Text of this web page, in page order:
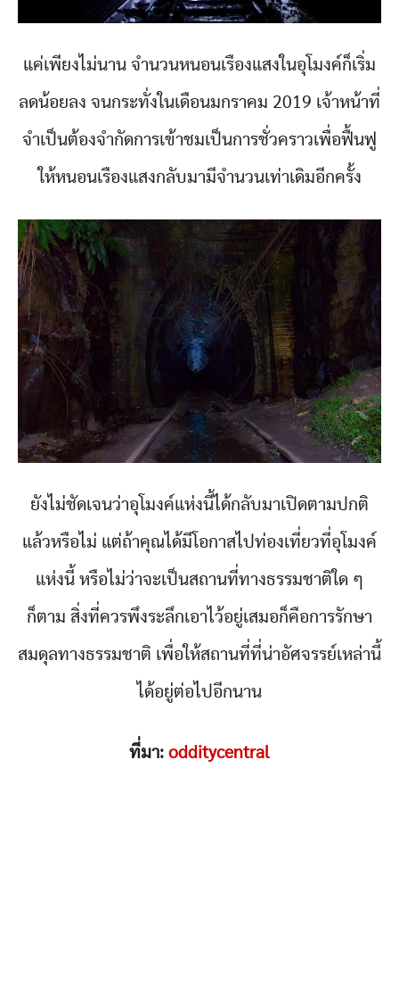
แค่เพียงไม่นาน จำนวนหนอนเรืองแสงในอุโมงค์ก็เริ่ม
ลดน้อยลง จนกระทั่งในเดือนมกราคม 2019 เจ้าหน้าที่
จำเป็นต้องจำกัดการเข้าชมเป็นการชั่วคราวเพื่อฟื้นฟู
ให้หนอนเรืองแสงกลับมามีจำนวนเท่าเดิมอีกครั้ง
ยังไม่ชัดเจนว่าอุโมงค์แห่งนี้ได้กลับมาเปิดตามปกติ
แล้วหรือไม่ แต่ถ้าคุณได้มีโอกาสไปท่องเที่ยวที่อุโมงค์
แห่งนี้ หรือไม่ว่าจะเป็นสถานที่ทางธรรมชาติใด ๆ
ก็ตาม สิ่งที่ควรพึงระลึกเอาไว้อยู่เสมอก็คือการรักษา
สมดุลทางธรรมชาติ เพื่อให้สถานที่ที่น่าอัศจรรย์เหล่านี้
ได้อยู่ต่อไปอีกนาน
ที่มา: odditycentral